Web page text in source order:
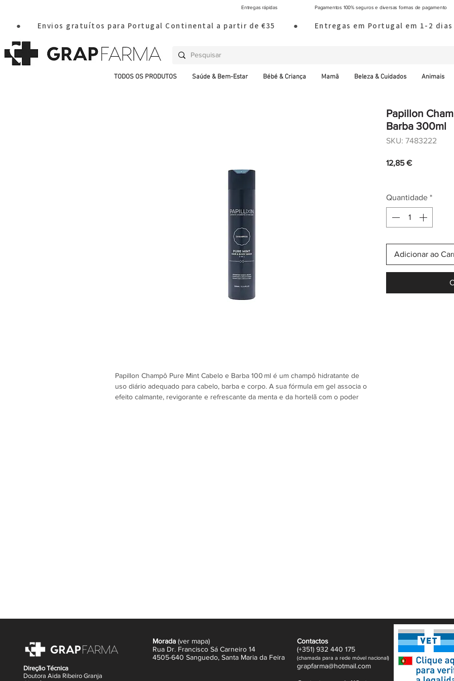
Entregas rápidas Pagamentos 100% seguros e diversas formas de pagamento
●       Envios gratuítos para Portugal Continental a partir de €35        ●       Entregas em Portugal em 1-
TODOS OS PRODUTOS Saúde & Bem-Estar Bébé & Criança Mamã Beleza & Cuidados Animais
Papillon Champô Pure Mint Cabelo e Barba 100 ml é um champô hidratante de
uso diário adequado para cabelo, barba e corpo. A sua fórmula em gel associa o
efeito calmante, revigorante e refrescante da menta e da hortelã com o poder
Papillon
Barba 300ml
SKU: 7483222
12,85 €Preço
Quantidade *
Adicionar ao
Direção Técnica
Doutora Aida Ribeiro Granja
Contactos
(+351) 932 440 175
(chamada para a rede móvel nacional)
grapfarma@hotmail.com
Morada (ver mapa)
Rua Dr. Francisco Sá Carneiro 14
4505-640 Sanguedo, Santa Maria da Feira